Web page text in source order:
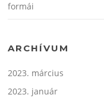
formái
ARCHÍVUM
2023. március
2023. január